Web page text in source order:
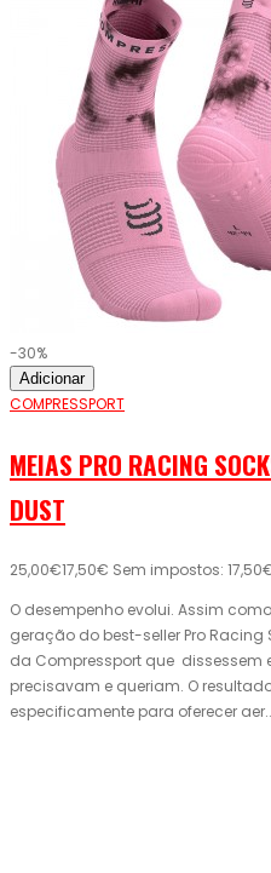
-30%
Adicionar
COMPRESSPORT
MEIAS PRO RACING
DUST
25,00€17,50€ Sem impostos:
O desempenho evolui. Assim
geração do best-seller Pro Racing
da Compressport que dissessem
precisavam e queriam. O
especificamente para oferecer aer..